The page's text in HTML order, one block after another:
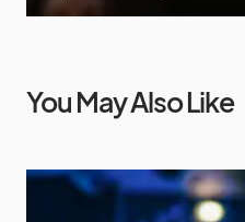
You May Also Like